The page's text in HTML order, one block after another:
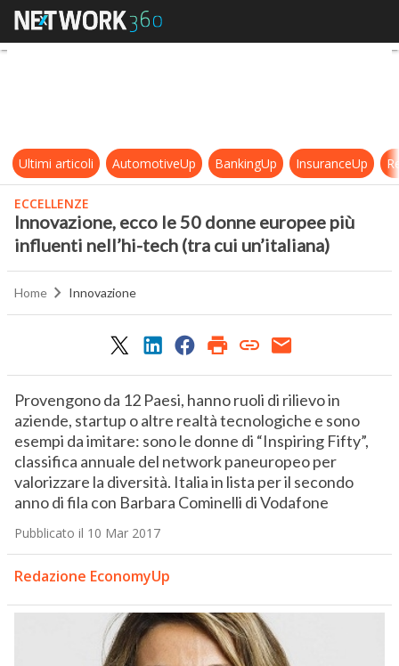
Innovazione, ecco le 50 donne
Ultimi articoli AutomotiveUp BankingUp InsuranceUp
ECCELLENZE
Innovazione, ecco le 50 donne europee più
influenti nell’hi-tech (tra cui un’italiana)
Home Innovazione
Provengono da 12 Paesi, hanno ruoli di rilievo in
aziende, startup o altre realtà tecnologiche e sono
esempi da imitare: sono le donne di “Inspiring Fifty”,
classifica annuale del network paneuropeo per
valorizzare la diversità. Italia in lista per il secondo
anno di fila con Barbara Cominelli di Vodafone
Pubblicato il 10 Mar 2017
Redazione EconomyUp